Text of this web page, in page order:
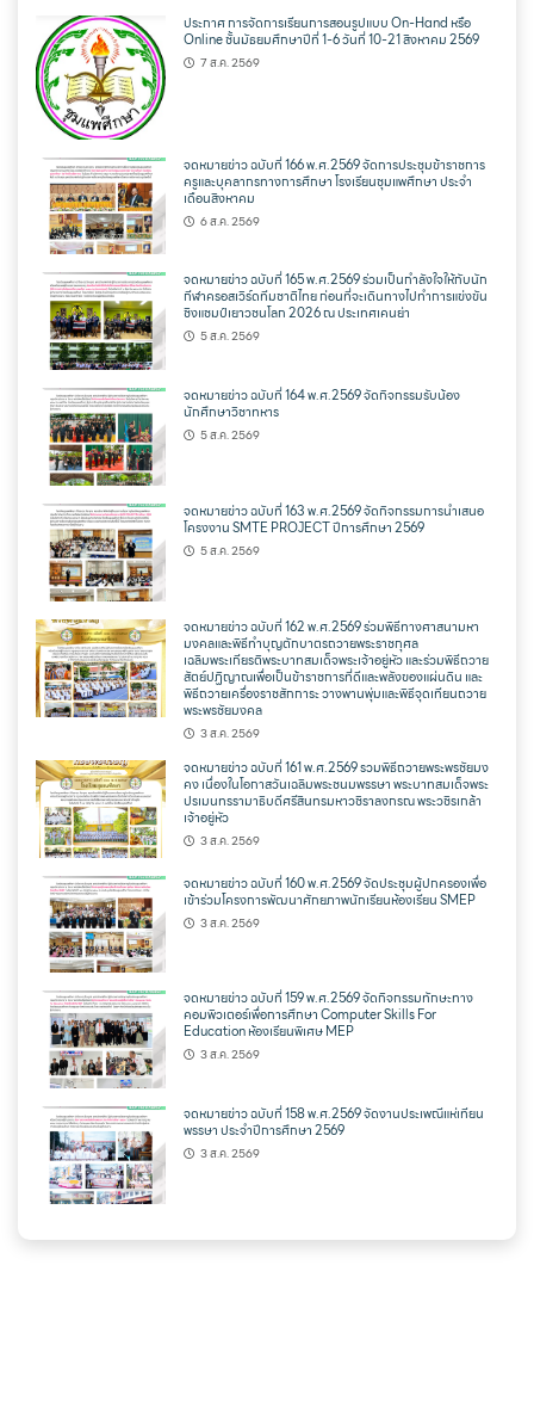
ประกาศ การจัดการเรียนการสอนรูปแบบ On-Hand หรือ
Online ชั้นมัธยมศึกษาปีที่ 1-6 วันที่ 10-21 สิงหาคม 2569
7 ส.ค. 2569
จดหมายข่าว ฉบับที่ 166 พ.ศ.2569 จัดการประชุมข้าราชการ
ครูและบุคลากรทางการศึกษา โรงเรียนชุมแพศึกษา ประจำ
เดือนสิงหาคม
6 ส.ค. 2569
จดหมายข่าว ฉบับที่ 165 พ.ศ.2569 ร่วมเป็นกำลังใจให้กับนัก
กีฬาครอสเวิร์ดทีมชาติไทย ก่อนที่จะเดินทางไปทำการแข่งขัน
ชิงแชมป์เยาวชนโลก 2026 ณ ประเทศเคนย่า
5 ส.ค. 2569
จดหมายข่าว ฉบับที่ 164 พ.ศ.2569 จัดกิจกรรมรับน้อง
นักศึกษาวิชาทหาร
5 ส.ค. 2569
จดหมายข่าว ฉบับที่ 163 พ.ศ.2569 จัดกิจกรรมการนำเสนอ
โครงงาน SMTE PROJECT ปีการศึกษา 2569
5 ส.ค. 2569
จดหมายข่าว ฉบับที่ 162 พ.ศ.2569 ร่วมพิธีทางศาสนามหา
มงคลและพิธีทำบุญตักบาตรถวายพระราชกุศล
เฉลิมพระเกียรติพระบาทสมเด็จพระเจ้าอยู่หัว และร่วมพิธีถวาย
สัตย์ปฏิญาณเพื่อเป็นข้าราชการที่ดีและพลังของแผ่นดิน และ
พิธีถวายเครื่องราชสักการะ วางพานพุ่มและพิธีจุดเทียนถวาย
พระพรชัยมงคล
3 ส.ค. 2569
จดหมายข่าว ฉบับที่ 161 พ.ศ.2569 รวมพิธีถวายพระพรชัยมง
คง เนื่องในโอกาสวันเฉลิมพระชนมพรรษา พระบาทสมเด็จพระ
ปรเมนทรรามาธิบดีศรีสินทรมหาวชิราลงกรณ พระวชิรเกล้า
เจ้าอยู่หัว
3 ส.ค. 2569
จดหมายข่าว ฉบับที่ 160 พ.ศ.2569 จัดประชุมผู้ปกครองเพื่อ
เข้าร่วมโครงการพัฒนาศักยภาพนักเรียนห้องเรียน SMEP
3 ส.ค. 2569
จดหมายข่าว ฉบับที่ 159 พ.ศ.2569 จัดกิจกรรมทักษะทาง
คอมพิวเตอร์เพื่อการศึกษา Computer Skills For
Education ห้องเรียนพิเศษ MEP
3 ส.ค. 2569
จดหมายข่าว ฉบับที่ 158 พ.ศ.2569 จัดงานประเพณีแห่เทียน
พรรษา ประจำปีการศึกษา 2569
3 ส.ค. 2569